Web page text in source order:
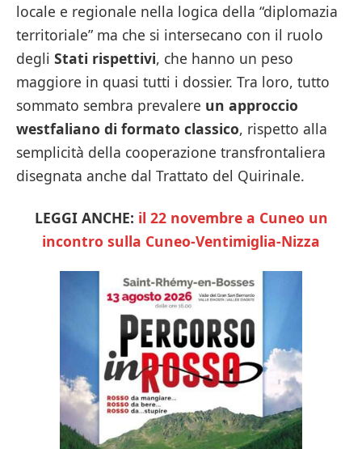
locale e regionale nella logica della “diplomazia
territoriale” ma che si intersecano con il ruolo
degli Stati rispettivi, che hanno un peso
maggiore in quasi tutti i dossier. Tra loro, tutto
sommato sembra prevalere un approccio
westfaliano di formato classico, rispetto alla
semplicità della cooperazione transfrontaliera
disegnata anche dal Trattato del Quirinale.
LEGGI ANCHE: il 22 novembre a Cuneo un
incontro sulla Cuneo-Ventimiglia-Nizza